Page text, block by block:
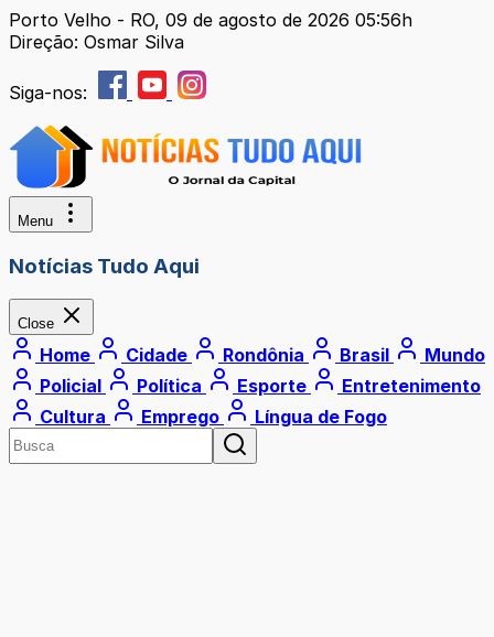
Porto Velho - RO, 09 de agosto de 2026 05:56h
Direção: Osmar Silva
Siga-nos:
Menu
Notícias Tudo Aqui
Close
Home Cidade Rondônia Brasil
Mundo
Policial
Política Esporte
Entretenimento
Cultura
Emprego Língua de Fogo